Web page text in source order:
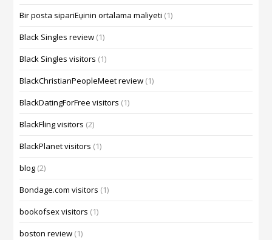
Bir posta sipariЕџinin ortalama maliyeti (1)
Black Singles review (1)
Black Singles visitors (1)
BlackChristianPeopleMeet review (1)
BlackDatingForFree visitors (1)
BlackFling visitors (2)
BlackPlanet visitors (1)
blog (2)
Bondage.com visitors (1)
bookofsex visitors (1)
boston review (1)